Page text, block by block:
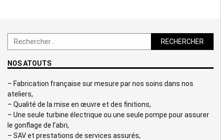
Rechercher :
NOS ATOUTS
– Fabrication française sur mesure par nos soins dans nos
ateliers,
– Qualité de la mise en œuvre et des finitions,
– Une seule turbine électrique ou une seule pompe pour assurer
le gonflage de l’abri,
– SAV et prestations de services assurés,